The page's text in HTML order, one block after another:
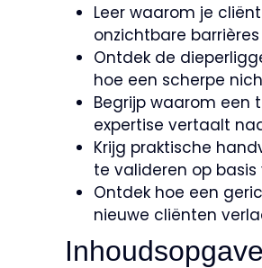
Leer waarom je
onzichtbare
Ontdek de
hoe een scherpe
Begrijp waarom een
expertise vertaalt
Krijg praktische
te valideren op
Ontdek hoe een
nieuwe cliënten
Inhoudsopgave